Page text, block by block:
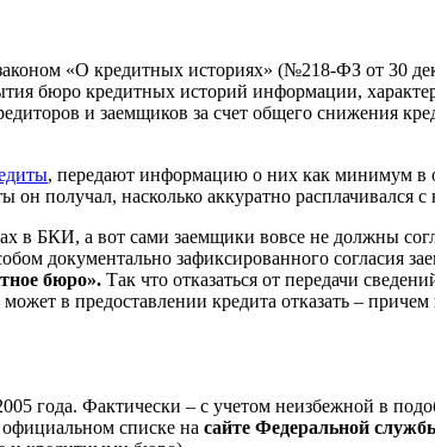
«О кредитных историях» (№218-ФЗ от 30
бюро кредитных историй информации,
и заемщиков за счет общего снижения
, передают информацию о них как минимум в
он получал, насколько аккуратно расплачивался
в БКИ, а вот сами заемщики вовсе не должны
документально зафиксированного согласия
бюро». Так что отказаться от передачи
в предоставлении кредита отказать –
года. Фактически – с учетом неизбежной в
списке на сайте Федеральной